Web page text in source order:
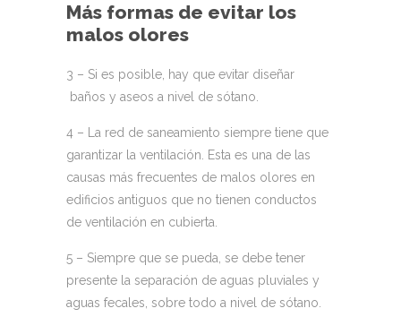
Más formas de evitar los
malos olores
3 – Si es posible, hay que evitar diseñar
baños y aseos a nivel de sótano.
4 – La red de saneamiento siempre tiene que
garantizar la ventilación. Esta es una de las
causas más frecuentes de malos olores en
edificios antiguos que no tienen conductos
de ventilación en cubierta.
5 – Siempre que se pueda, se debe tener
presente la separación de aguas pluviales y
aguas fecales, sobre todo a nivel de sótano.